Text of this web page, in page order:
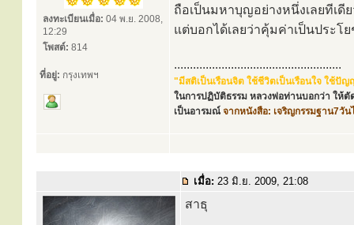
ลงทะเบียนเมื่อ: 04 พ.ย. 2008,
12:29
โพสต์: 814
ที่อยู่: กรุงเทพฯ
ถือเป็นมหาบุญอย่างหนึ่งเลยทีเดี
แต่บอกได้เลยว่าคุ้มค่าเป็นประโ
.....................................................
"มีสติเป็นเรือนจิต ใช้ชีวิตเป็นเรือนใจ ใช้ปั
ในการปฏิบัติธรรม หลวงพ่อท่านบอกว่า ให้ตั
เป็นอารมณ์ จากหนังสือ: เจริญกรรมฐาน7วั
เมื่อ: 23 มิ.ย. 2009, 21:08
สาธุ